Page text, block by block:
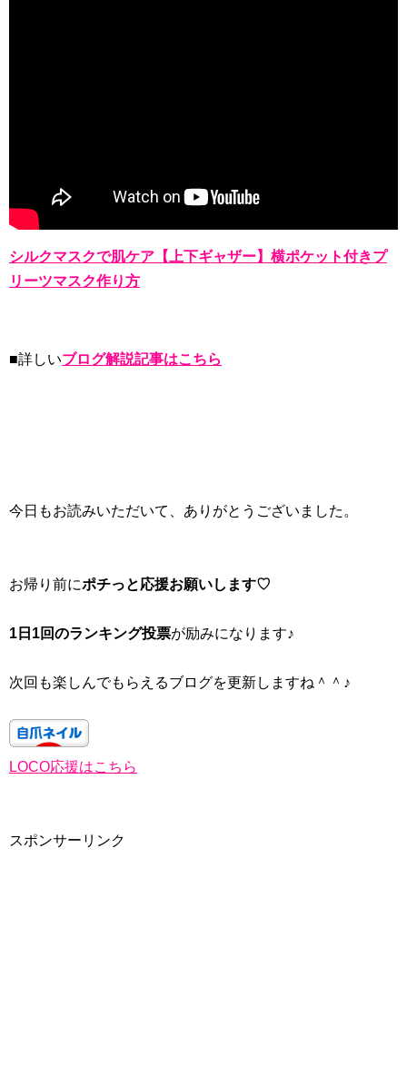
シルクマスクで肌ケア【上下ギャザー】横ポケット付きプ
リーツマスク作り方
■詳しいブログ解説記事はこちら
今日もお読みいただいて、ありがとうございました。
お帰り前にポチっと応援お願いします♡
1日1回のランキング投票が励みになります♪
次回も楽しんでもらえるブログを更新しますね＾＾♪
LOCO応援はこちら
スポンサーリンク